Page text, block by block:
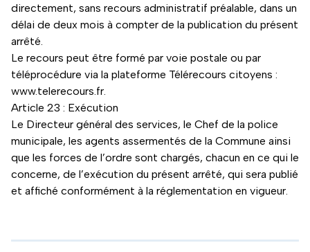
directement, sans recours administratif préalable, dans un
délai de deux mois à compter de la publication du présent
arrêté.
Le recours peut être formé par voie postale ou par
téléprocédure via la plateforme Télérecours citoyens :
www.telerecours.fr.
Article 23 : Exécution
Le Directeur général des services, le Chef de la police
municipale, les agents assermentés de la Commune ainsi
que les forces de l’ordre sont chargés, chacun en ce qui le
concerne, de l’exécution du présent arrêté, qui sera publié
et affiché conformément à la réglementation en vigueur.